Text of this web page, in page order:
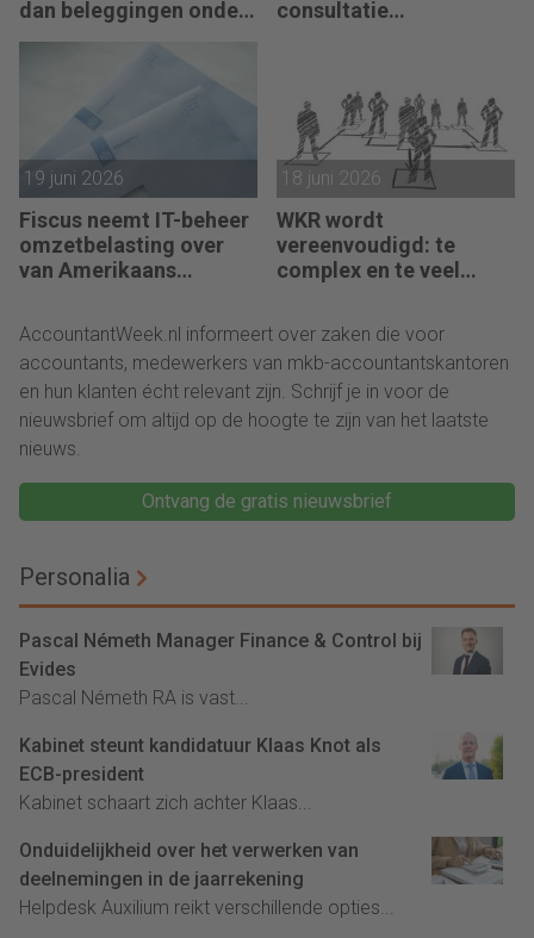
dan beleggingen onder
consultatie
19 juni 2026
Fiscus neemt IT-beheer
omzetbelasting over
van Amerikaans
18 juni 2026
WKR wordt
vereenvoudigd: te
complex en te veel
AccountantWeek.nl informeert over zaken die voor
accountants, medewerkers van mkb-accountantskantoren
en hun klanten écht relevant zijn. Schrijf je in voor de
nieuwsbrief om altijd op de hoogte te zijn van het laatste
nieuws.
Ontvang de gratis nieuwsbrief
Personalia
Pascal Németh Manager Finance & Control bij
Evides
Pascal Németh RA is vast...
Kabinet steunt kandidatuur Klaas Knot als
ECB-president
Kabinet schaart zich achter Klaas...
Onduidelijkheid over het verwerken van
deelnemingen in de jaarrekening
Helpdesk Auxilium reikt verschillende opties...